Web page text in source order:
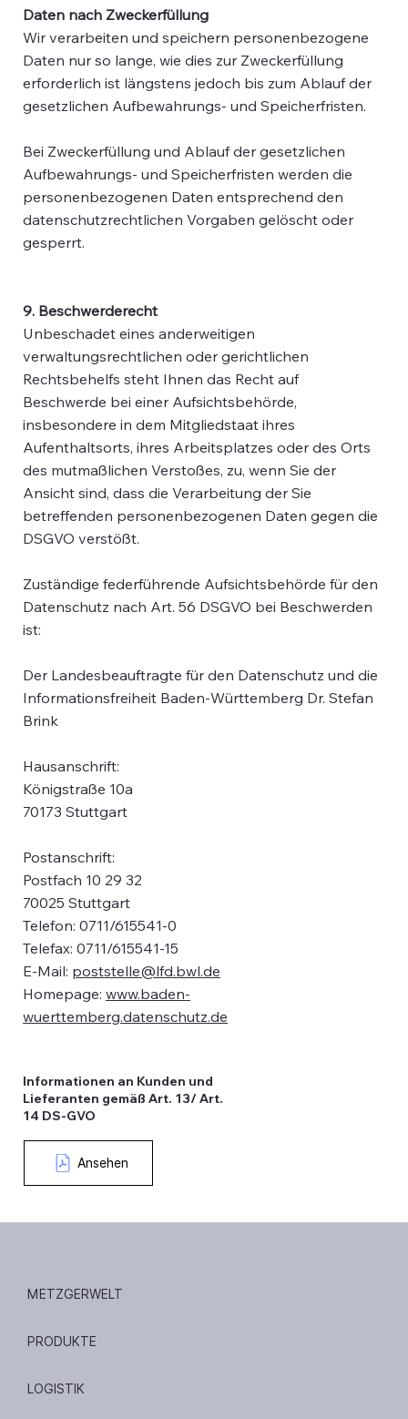
Daten nach Zweckerfüllung
Wir verarbeiten und speichern personenbezogene
Daten nur so lange, wie dies zur Zweckerfüllung
erforderlich ist längstens jedoch bis zum Ablauf der
gesetzlichen Aufbewahrungs- und Speicherfristen.
Bei Zweckerfüllung und Ablauf der gesetzlichen
Aufbewahrungs- und Speicherfristen werden die
personenbezogenen Daten entsprechend den
datenschutzrechtlichen Vorgaben gelöscht oder
gesperrt.
9. Beschwerderecht
Unbeschadet eines anderweitigen
verwaltungsrechtlichen oder gerichtlichen
Rechtsbehelfs steht Ihnen das Recht auf
Beschwerde bei einer Aufsichtsbehörde,
insbesondere in dem Mitgliedstaat ihres
Aufenthaltsorts, ihres Arbeitsplatzes oder des Orts
des mutmaßlichen Verstoßes, zu, wenn Sie der
Ansicht sind, dass die Verarbeitung der Sie
betreffenden personenbezogenen Daten gegen die
DSGVO verstößt.
Zuständige federführende Aufsichtsbehörde für den
Datenschutz nach Art. 56 DSGVO bei Beschwerden
ist:
Der Landesbeauftragte für den Datenschutz und die
Informationsfreiheit Baden-Württemberg Dr. Stefan
Brink
Hausanschrift:
Königstraße 10a
70173 Stuttgart
Postanschrift:
Postfach 10 29 32
70025 Stuttgart
Telefon: 0711/615541-0
Telefax: 0711/615541-15
E-Mail: poststelle@lfd.bwl.de
Homepage:www.baden-
wuerttemberg.datenschutz.de
Informationen an Kunden und
Lieferanten gemäß Art. 13/ Art.
14 DS-GVO
Ansehen
METZGERWELT
PRODUKTE
LOGISTIK